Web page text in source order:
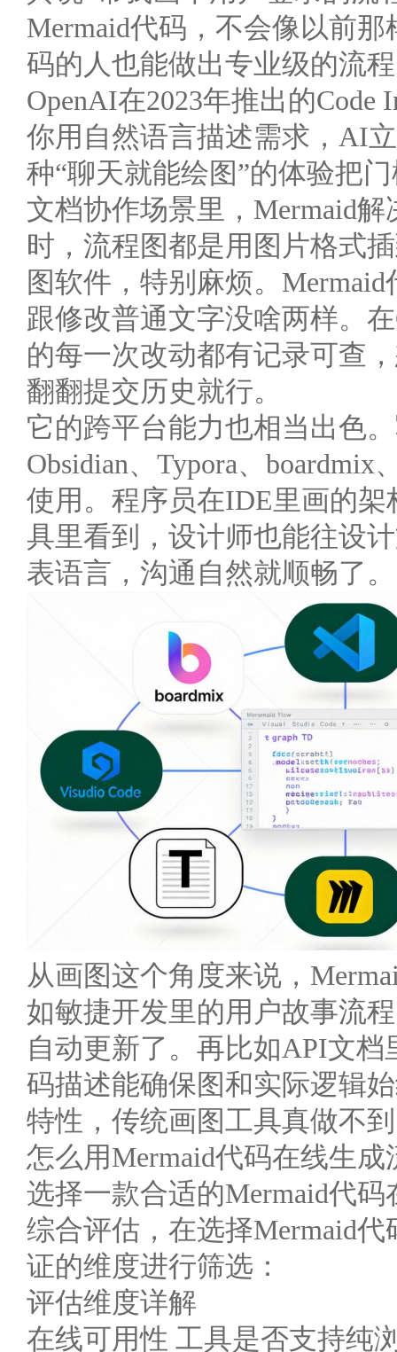
Mermaid代码，不会像以前
码的人也能做出专业级的流
OpenAI在2023年推出的Code
你用自然语言描述需求，AI
种“聊天就能绘图”的体验把
文档协作场景里，Mermaid
时，流程图都是用图片格式
图软件，特别麻烦。
跟修改普通文字没啥两样。
的每一次改动都有记录可查
翻翻提交历史就行。
它的跨平台能力也相当出色
Obsidian、Typora、
使用。程序员在IDE里画的
具里看到，设计师也能往设
表语言，沟通自然就顺畅了。
从画图这个角度来说，
如敏捷开发里的用户故事流
自动更新了。再比如API文
码描述能确保图和实际逻辑
特性，传统画图工具真做不
怎么用Mermaid代码在线生成
选择一款合适的Mermaid代
综合评估，在选择Mermaid
证的维度进行筛选：
评估维度详解
在线可用性 工具是否支持纯